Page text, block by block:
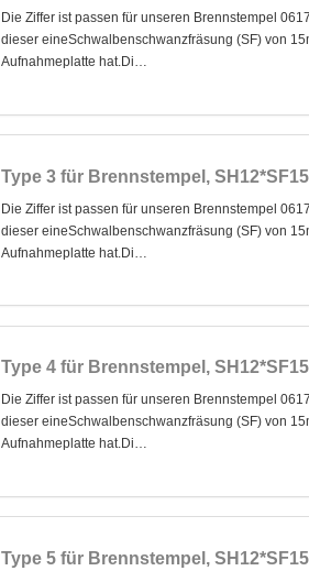
Die Ziffer ist passen für unseren Brennstempel
dieser eineSchwalbenschwanzfräsung (SF) von
Aufnahmeplatte hat.Di…
Type 3 für Brennstempel,
Die Ziffer ist passen für unseren Brennstempel
dieser eineSchwalbenschwanzfräsung (SF) von
Aufnahmeplatte hat.Di…
Type 4 für Brennstempel,
Die Ziffer ist passen für unseren Brennstempel
dieser eineSchwalbenschwanzfräsung (SF) von
Aufnahmeplatte hat.Di…
Type 5 für Brennstempel,